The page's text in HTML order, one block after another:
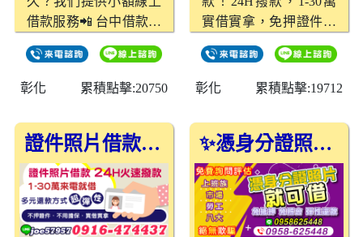
效率優先 在現代社會，
資金需求往往講求時效
性。我們深知急需用錢
的困難，採用高效率的
審核流程，最短時間內
需焦慮等待。 申請條件
簡單，不再望而卻步 無
需繁瑣的手續！只需基
本身份證明及收入相關
資料，即可進行申請，
免去申辦貸款的複雜流
借款服務📲 台中借款、
📌1～10萬線上審核，
快速通過10分鐘內撥
密，就是這麼有效率！
彰化 累積點擊:20750
實借實拿，免押證件、
便利。
彰化
累積點擊:19712
證件照片借款，1-30萬火速撥款，超彈性還款！ ✨憑身分證照片就能借，超簡單！